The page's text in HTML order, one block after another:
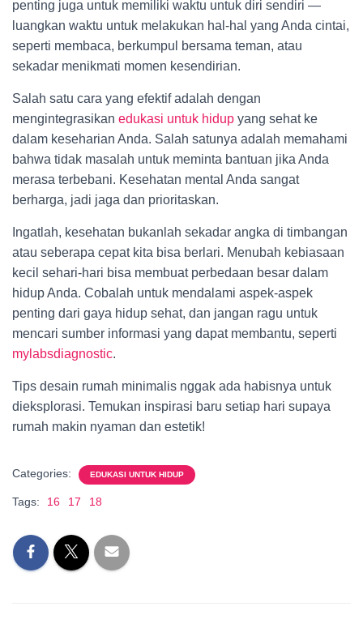
penting juga untuk memiliki waktu untuk diri sendiri —
luangkan waktu untuk melakukan hal-hal yang Anda cintai,
seperti membaca, berkumpul bersama teman, atau
sekadar menikmati momen kesendirian.
Salah satu cara yang efektif adalah dengan
mengintegrasikan edukasi untuk hidup yang sehat ke
dalam keseharian Anda. Salah satunya adalah memahami
bahwa tidak masalah untuk meminta bantuan jika Anda
merasa terbebani. Kesehatan mental Anda sangat
berharga, jadi jaga dan prioritaskan.
Ingatlah, kesehatan bukanlah sekadar angka di timbangan
atau seberapa cepat kita bisa berlari. Menubah kebiasaan
kecil sehari-hari bisa membuat perbedaan besar dalam
hidup Anda. Cobalah untuk mendalami aspek-aspek
penting dari gaya hidup sehat, dan jangan ragu untuk
mencari sumber informasi yang dapat membantu, seperti
mylabsdiagnostic.
Tips desain rumah minimalis nggak ada habisnya untuk
dieksplorasi. Temukan inspirasi baru setiap hari supaya
rumah makin nyaman dan estetik!
Categories: EDUKASI UNTUK HIDUP
Tags: 16 17 18